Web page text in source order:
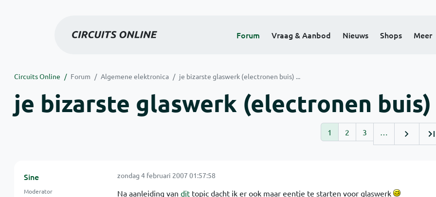
Forum Vraag & Aanbod Nieuws Shops Meer
Circuits Online Forum Algemene elektronica je bizarste glaswerk (electronen buis) ...
je bizarste glaswerk (electronen buis)
1 2 3 …
Sine
Moderator
zondag 4 februari 2007 01:57:58
Na aanleiding van dittopic dacht ik er ook maar eentje te starten voor glaswerk